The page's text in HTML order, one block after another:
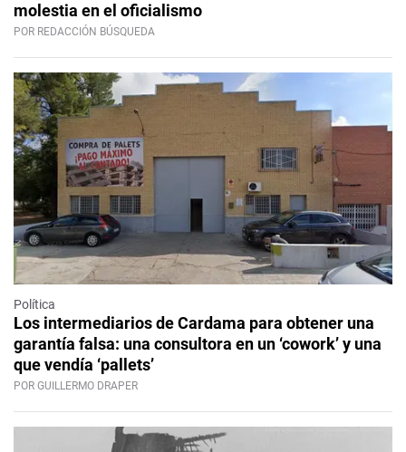
molestia en el oficialismo
POR REDACCIÓN BÚSQUEDA
Política
Los intermediarios de Cardama para obtener una
garantía falsa: una consultora en un ‘cowork’ y una
que vendía ‘pallets’
POR GUILLERMO DRAPER